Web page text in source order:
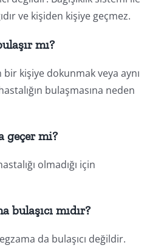
ve kişiden kişiye geçmez.
mı?
bir kişiye dokunmak veya aynı
bulaşmasına neden
geçer mi?
olmadığı için
bulaşıcı mıdır?
da bulaşıcı değildir.